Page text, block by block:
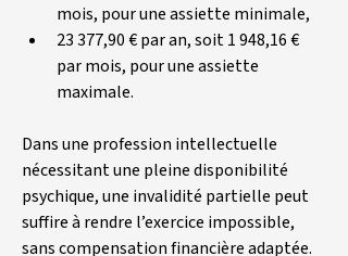
mois, pour une assiette minimale,
23 377,90 € par an, soit 1 948,16 €
par mois, pour une assiette
maximale.
Dans une profession intellectuelle
nécessitant une pleine disponibilité
psychique, une invalidité partielle peut
suffire à rendre l’exercice impossible,
sans compensation financière adaptée.